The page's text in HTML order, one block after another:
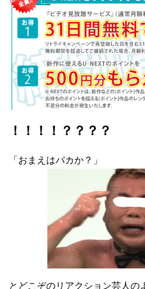
！！！！？？？？
「おまえはバカか？」
とどこぞのリアクション芸人の